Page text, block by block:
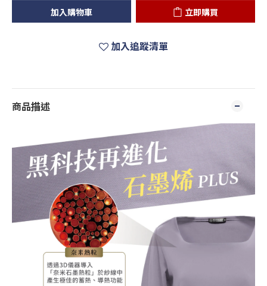
加入購物車 立即購買
加入追蹤清單
商品描述